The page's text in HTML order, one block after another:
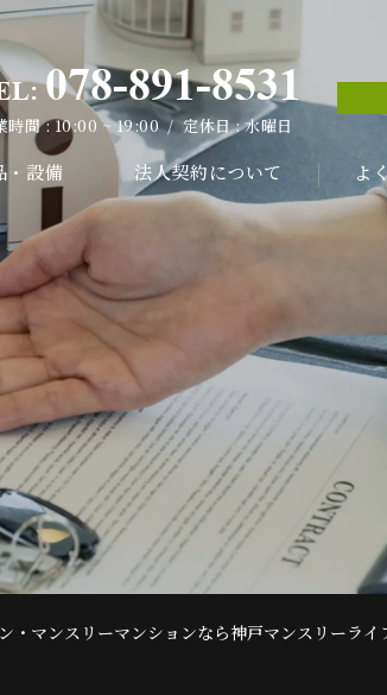
078-891-8531
時間 : 10:00 ~ 19:00 / 定休日 : 水曜日
・設備 法人契約について よ
078-891-8531
時間 : 10:00 ~ 19:00 / 定休日 : 水曜日
・マンスリーマンションなら神戸マンスリーライ